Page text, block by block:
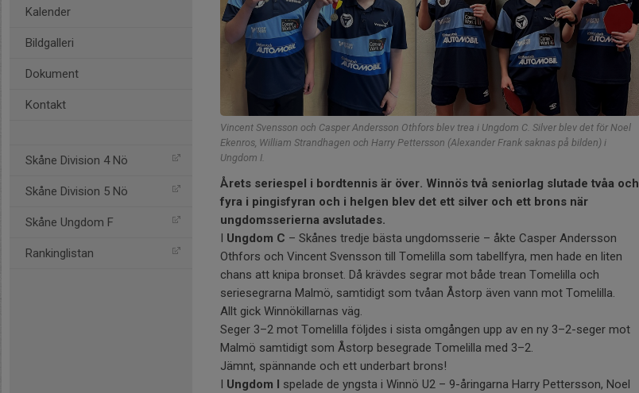
Kalender
Bildgalleri
Dokument
Kontakt
Skåne Division 4 Nö
Skåne Division 5 Nö
Skåne Ungdom F
Rankinglistan
Vincent Svensson och Casper Andersson Othfors blev trea i Ungdom C. Silver blev det för Noel
Ekenros, William Strandhagen och Harry Pettersson (Alexander Frank saknas på bilden) i
Ungdom I.
Årets seriespel i bordtennis är över. Winnös två seniorlag slutade tvåa och
fyra i pingisfyran och i helgen blev det ett silver och ett brons när
ungdomsserierna avslutades.
I Ungdom C – Skånes tredje bästa ungdomsserie – åkte Casper Andersson
Othfors och Vincent Svensson till Tomelilla som tabellfyra, men hade en liten
chans att knipa bronset. Då krävdes segrar mot både trean Tomelilla och
seriesegrarna Malmö, samtidigt som tvåan Åstorp även vann mot Tomelilla.
Allt gick Winnökillarnas väg.
Seger 3–2 mot Tomelilla följdes i sista omgången upp av en ny 3–2-seger mot
Malmö samtidigt som Åstorp besegrade Tomelilla med 3–2.
Jämnt, spännande och ett underbart brons!
I Ungdom I spelade de yngsta i Winnö U2 – 9-åringarna Harry Pettersson, Noel